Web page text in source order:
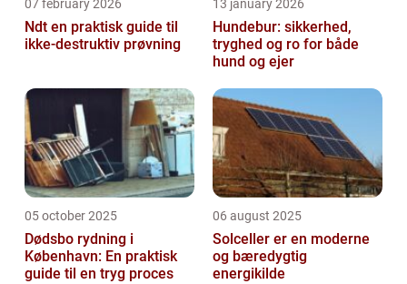
07 february 2026
Ndt en praktisk guide til
ikke-destruktiv prøvning
13 january 2026
Hundebur: sikkerhed,
tryghed og ro for både
hund og ejer
05 october 2025
Dødsbo rydning i
København: En praktisk
guide til en tryg proces
06 august 2025
Solceller er en moderne
og bæredygtig
energikilde